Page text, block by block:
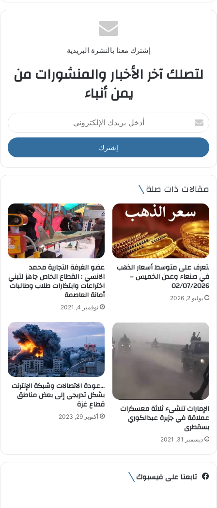
إشترك معنا بالنشرة البريدية
لتصلك آخر الأخبار والمنشورات من
يمن أنباء
أ
د
خ
ل
ر
د
ا
ل
إ
ل
ك
ر
و
ي
مقالات ذات صلة
.تعرف على متوسط أسعار الذهب
في صنعاء وعدن الخميس –
02/07/2026
يوليو 2, 2026
عضو الغرفة التجارية محمد
الانسي : القطاع الخاص جاهز لتبني
اختراعات وابتكارات طلاب وطالبات
أمانة العاصمة
نوفمبر 4, 2021
الإمارات تنشىء ثلاثة معسكرات
عملاقة في جزيرة عبدالكوري
بسقطرى
ديسمبر 31, 2021
…عودة الاتصالات وشبكة الإنترنت
بشكل تدريجي إلى بعض مناطق
قطاع غزة
أكتوبر 29, 2023
تابعنا على فيسبوك